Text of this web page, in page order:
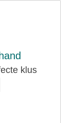
klus